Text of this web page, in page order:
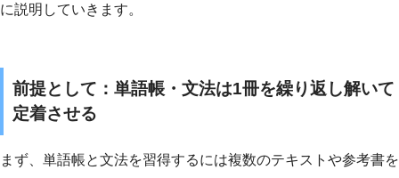
に説明していきます。
前提として：単語帳・文法は1冊を繰り返し解いて
定着させる
まず、単語帳と文法を習得するには複数のテキストや参考書を